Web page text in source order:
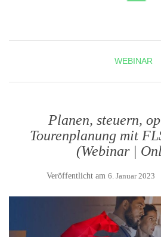
WEBINAR
Planen, steuern,
Tourenplanung mit
(Webinar |
Veröffentlicht am 6. Januar 2023